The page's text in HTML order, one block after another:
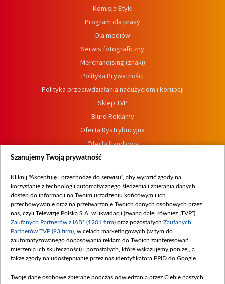
Komisja Etyki
Program dla prasy
Dla mediów
Serwis fotograficzny
Merchandising (znaki)
Polityka Prywatności
Polityka przeciwdziałania nadużyciom i korupcji
Sklep TVP
Biuro Reklamy
Oferta Dystrybucyjna
Oferta Handlowa
Dostępność
Procedura zgłoszeń wewnętrznych
Szanujemy Twoją prywatność
Kliknij "Akceptuję i przechodzę do serwisu", aby wyrazić zgody na
korzystanie z technologii automatycznego śledzenia i zbierania danych,
dostęp do informacji na Twoim urządzeniu końcowym i ich
przechowywanie oraz na przetwarzanie Twoich danych osobowych przez
nas, czyli Telewizję Polską S.A. w likwidacji (zwaną dalej również „TVP”),
Zaufanych Partnerów z IAB* (1201 firm) oraz pozostałych Zaufanych
Partnerów TVP (93 firm) , w celach marketingowych (w tym do
zautomatyzowanego dopasowania reklam do Twoich zainteresowań i
mierzenia ich skuteczności) i pozostałych, które wskazujemy poniżej, a
także zgody na udostępnianie przez nas identyfikatora PPID do Google.
Twoje dane osobowe zbierane podczas odwiedzania przez Ciebie naszych